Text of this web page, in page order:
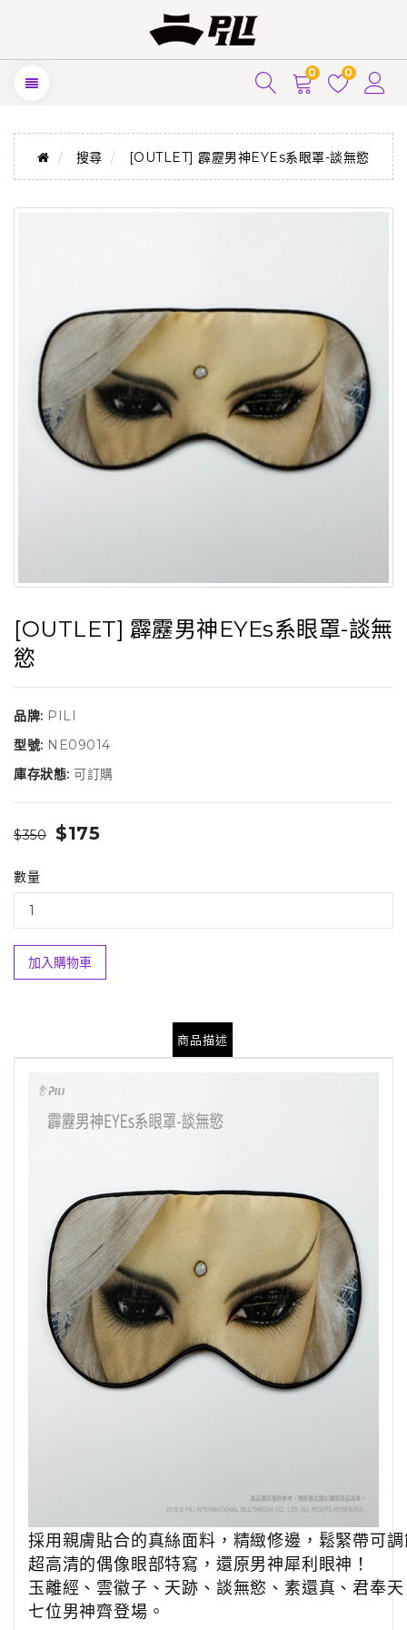
0 0
搜尋 [OUTLET] 霹靂男神EYEs系眼罩-談無慾
[OUTLET] 霹靂男神EYEs系眼罩-談無
慾
品牌: PILI
型號: NE09014
庫存狀態: 可訂購
$350 $175
數量
加入購物車
商品描述
採用親膚貼合的真絲面料，精緻修邊，鬆緊帶可
超高清的偶像眼部特寫，還原男神犀利眼神！
玉離經、雲徽子、天跡、談無慾、素還真、君奉
七位男神齊登場。